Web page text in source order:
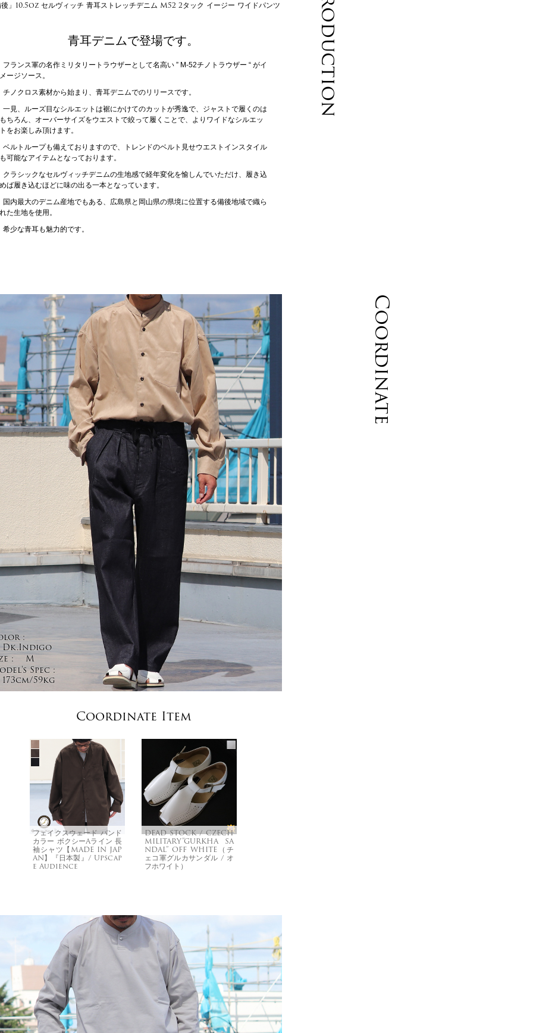
Introduction
」10.5oz セルヴィッチ 青耳ストレッチデニム M52 2タック イージー ワイドパンツ
青耳デニムで登場です。
フランス軍の名作ミリタリートラウザーとして名高い ” M-52チノトラウザー “ がイ
メージソース。
チノクロス素材から始まり、青耳デニムでのリリースです。
一見、ルーズ目なシルエットは裾にかけてのカットが秀逸で、ジャストで履くのは
もちろん、オーバーサイズをウエストで絞って履くことで、よりワイドなシルエッ
トをお楽しみ頂けます。
ベルトループも備えておりますので、トレンドのベルト見せウエストインスタイル
も可能なアイテムとなっております。
クラシックなセルヴィッチデニムの生地感で経年変化を愉しんでいただけ、履き込
めば履き込むほどに味の出る一本となっています。
国内最大のデニム産地でもある、広島県と岡山県の県境に位置する備後地域で織ら
れた生地を使用。
希少な青耳も魅力的です。
Coordinate
:
Dk.Indigo
:
M
Spec :
173cm/59kg
Coordinate Item
フェイクスウェード バンド
カラー ボクシーAライン 長
袖シャツ【MADE IN JAP
AN】『日本製』/ Upscap
e Audience
DEAD STOCK / CZECH
MILITARY”GURKHA SA
NDAL” OFF WHITE（チ
ェコ軍グルカサンダル / オ
フホワイト）